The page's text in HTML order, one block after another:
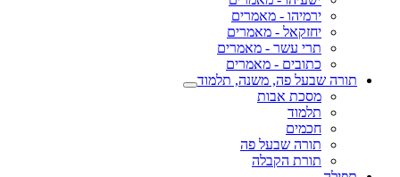
ירמיהו - מאמרים
יחזקאל - מאמרים
תרי עשר - מאמרים
כתובים - מאמרים
תורה שבעל פה, משנה, תלמוד
מסכת אבות
תלמוד
חכמים
תורה שבעל פה
תורת הקבלה